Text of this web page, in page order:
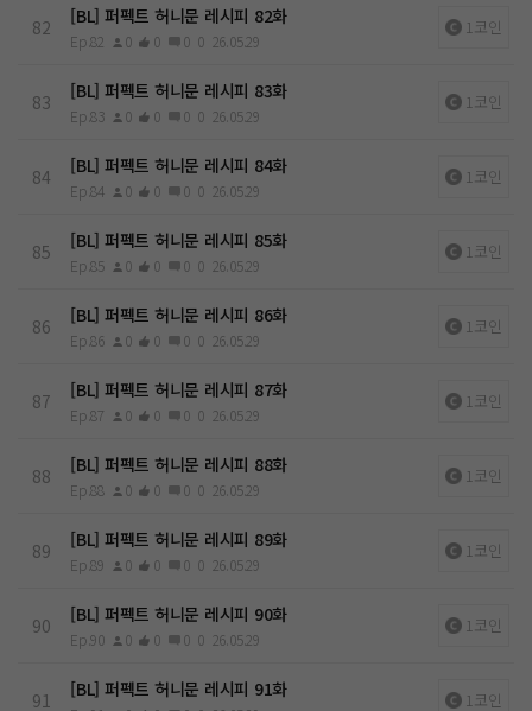
82 [BL] 퍼펙트 허니문 레시피 82화
Ep.82 0 0 0 0 26.05.29
1코인
83 [BL] 퍼펙트 허니문 레시피 83화
Ep.83 0 0 0 0 26.05.29
1코인
84 [BL] 퍼펙트 허니문 레시피 84화
Ep.84 0 0 0 0 26.05.29
1코인
85 [BL] 퍼펙트 허니문 레시피 85화
Ep.85 0 0 0 0 26.05.29
1코인
86 [BL] 퍼펙트 허니문 레시피 86화
Ep.86 0 0 0 0 26.05.29
1코인
87 [BL] 퍼펙트 허니문 레시피 87화
Ep.87 0 0 0 0 26.05.29
1코인
88 [BL] 퍼펙트 허니문 레시피 88화
Ep.88 0 0 0 0 26.05.29
1코인
89 [BL] 퍼펙트 허니문 레시피 89화
Ep.89 0 0 0 0 26.05.29
1코인
90 [BL] 퍼펙트 허니문 레시피 90화
Ep.90 0 0 0 0 26.05.29
1코인
91 [BL] 퍼펙트 허니문 레시피 91화 1코인